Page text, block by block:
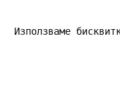
Използваме